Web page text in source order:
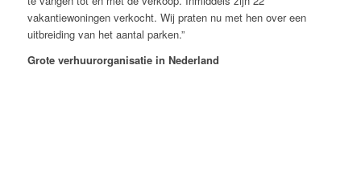
vakantiewoningen verkocht. Wij praten nu met hen over een
uitbreiding van het aantal parken.”
Grote verhuurorganisatie in Nederland